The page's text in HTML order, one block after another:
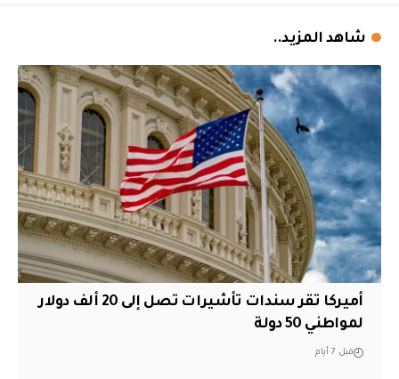
شاهد المزيد..
أميركا تقر سندات تأشيرات تصل إلى 20 ألف دولار
لمواطني 50 دولة
قبل 7 أيام